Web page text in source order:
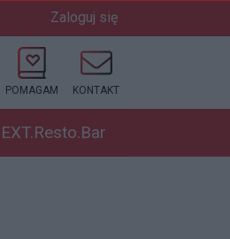
Zaloguj się
POMAGAM KONTAKT